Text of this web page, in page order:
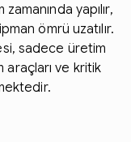
yapılır,
ömrü uzatılır.
sadece üretim
araçları ve kritik